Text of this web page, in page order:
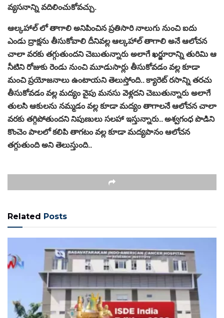
వ్యసనాన్ని వదిలించుకోవచ్చు.
ఆల్కహాల్ లో తాగాలి అనిపించిన ప్రతిసారి నాలుగు నుంచి ఐదు
ఎండు ద్రాక్షను తీసుకోవాలి దీనివల్ల ఆల్కహాల్ తాగాలి అనే ఆలోచన
చాలా వరకు తగ్గుతుందని చెబుతున్నారు అలాగే ఖర్జూరాన్ని తురిమి ఆ
నీటిని రోజుకు రెండు నుంచి మూడుసార్లు తీసుకోవడం వల్ల కూడా
మంచి ప్రయోజనాలు ఉంటాయని తెలుస్తోంది.. క్యారెట్ రసాన్ని తరచు
తీసుకోవడం వల్ల మద్యం వైపు మనసు వెళ్లదని చెబుతున్నారు అలాగే
తులసి ఆకులను నమ్మడం వల్ల కూడా మద్యం తాగాలనే ఆలోచన చాలా
వరకు తగ్గిపోతుందని నిపుణులు సలహా ఇస్తున్నారు.. అశ్వగంధ పొడిని
కొంచెం పాలలో కలిపి తాగటం వల్ల కూడా మద్యపానం ఆలోచన
తగ్గుతుంది అని తెలుస్తుంది..
Related Posts